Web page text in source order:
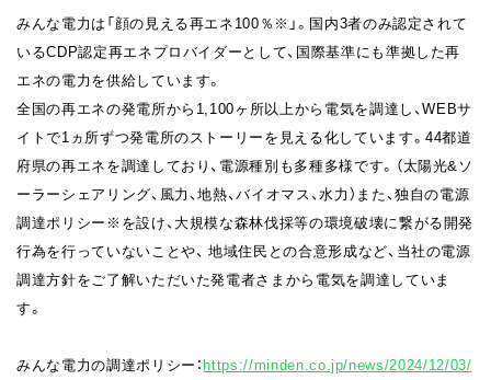
みんな電力は「顔の見える再エネ100％※」。国内3者のみ認定されて
いるCDP認定再エネプロバイダーとして、国際基準にも準拠した再
エネの電力を供給しています。
全国の再エネの発電所から1,100ヶ所以上から電気を調達し、WEBサ
イトで1ヵ所ずつ発電所のストーリーを見える化しています。44都道
府県の再エネを調達しており、電源種別も多種多様です。（太陽光&ソ
ーラーシェアリング、風力、地熱、バイオマス、水力）また、独自の電源
調達ポリシー※を設け、大規模な森林伐採等の環境破壊に繋がる開発
行為を行っていないことや、 地域住民との合意形成など、当社の電源
調達方針をご了解いただいた発電者さまから電気を調達していま
す。
みんな電力の調達ポリシー：https://minden.co.jp/news/2024/12/03/